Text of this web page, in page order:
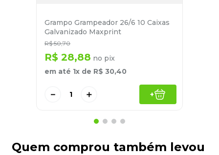
Grampo Grampeador 26/6 10 Caixas
Galvanizado Maxprint
R$ 50,70
R$ 28,88 no pix
em até 1x de R$ 30,40
＋
－ +
Quem comprou também levou